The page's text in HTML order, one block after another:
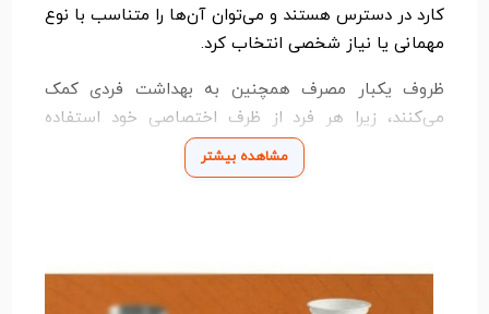
کارد در دسترس هستند و می‌توان آن‌ها را متناسب با نوع
مهمانی یا نیاز شخصی انتخاب کرد.
ظروف یکبار مصرف همچنین به بهداشت فردی کمک
می‌کنند، زیرا هر فرد از ظرف اختصاصی خود استفاده
می‌کند. برخی از این محصولات از مواد تجزیه‌پذیر و
دوستدار محیط زیست ساخته می‌شوند که دغدغه‌های
مشاهده بیشتر